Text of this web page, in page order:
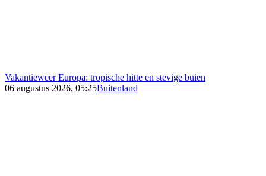
Vakantieweer Europa: tropische hitte en stevige buien
06 augustus 2026, 05:25Buitenland